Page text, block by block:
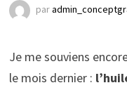
par
Je me souviens
le mois dernier :